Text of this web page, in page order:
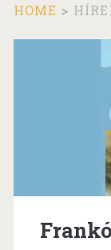
HOME >